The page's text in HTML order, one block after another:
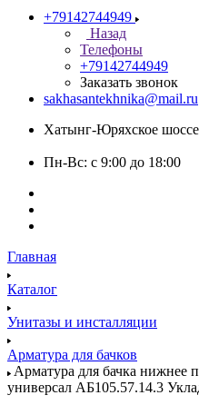
+79142744949
Назад
Телефоны
+79142744949
Заказать звонок
sakhasantekhnika@mail.ru
Хатынг-Юряхское
Пн-Вс: с 9:00 до 18:00
Главная
Каталог
Унитазы и инсталляции
Арматура для бачков
Арматура для бачка нижнее
универсал АБ105.57.14.3